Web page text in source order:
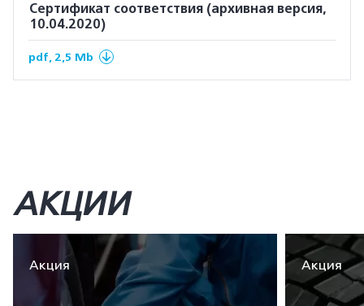
Сертификат соответствия (архивная версия,
10.04.2020)
pdf, 2,5 Mb
АКЦИИ
Акция Акция